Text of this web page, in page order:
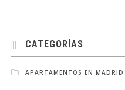
CATEGORÍAS
APARTAMENTOS EN MADRID